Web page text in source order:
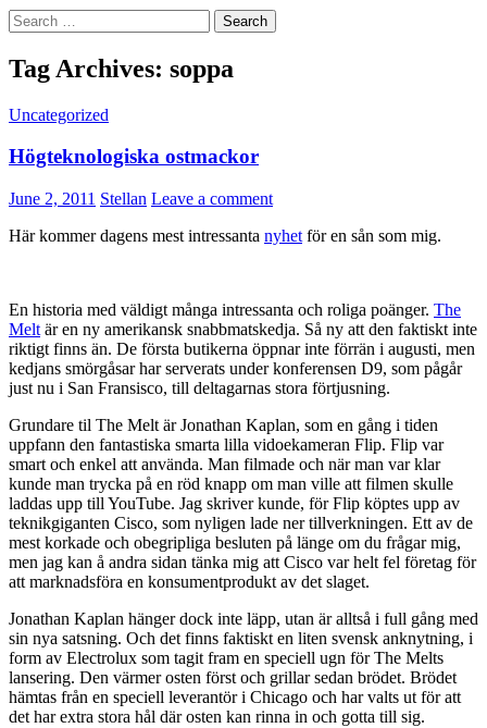
Search
for:
Tag Archives: soppa
Uncategorized
Högteknologiska ostmackor
June 2, 2011 Stellan Leave a comment
Här kommer dagens mest intressanta nyhet för en sån som mig.
En historia med väldigt många intressanta och roliga poänger. The
Melt är en ny amerikansk snabbmatskedja. Så ny att den faktiskt inte
riktigt finns än. De första butikerna öppnar inte förrän i augusti, men
kedjans smörgåsar har serverats under konferensen D9, som pågår
just nu i San Fransisco, till deltagarnas stora förtjusning.
Grundare til The Melt är Jonathan Kaplan, som en gång i tiden
uppfann den fantastiska smarta lilla vidoekameran Flip. Flip var
smart och enkel att använda. Man filmade och när man var klar
kunde man trycka på en röd knapp om man ville att filmen skulle
laddas upp till YouTube. Jag skriver kunde, för Flip köptes upp av
teknikgiganten Cisco, som nyligen lade ner tillverkningen. Ett av de
mest korkade och obegripliga besluten på länge om du frågar mig,
men jag kan å andra sidan tänka mig att Cisco var helt fel företag för
att marknadsföra en konsumentprodukt av det slaget.
Jonathan Kaplan hänger dock inte läpp, utan är alltså i full gång med
sin nya satsning. Och det finns faktiskt en liten svensk anknytning, i
form av Electrolux som tagit fram en speciell ugn för The Melts
lansering. Den värmer osten först och grillar sedan brödet. Brödet
hämtas från en speciell leverantör i Chicago och har valts ut för att
det har extra stora hål där osten kan rinna in och gotta till sig.